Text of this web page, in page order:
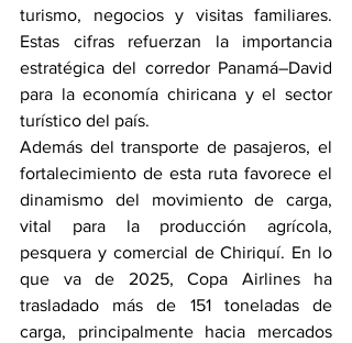
turismo, negocios y visitas familiares.
Estas cifras refuerzan la importancia
estratégica del corredor Panamá–David
para la economía chiricana y el sector
turístico del país.
Además del transporte de pasajeros, el
fortalecimiento de esta ruta favorece el
dinamismo del movimiento de carga,
vital para la producción agrícola,
pesquera y comercial de Chiriquí. En lo
que va de 2025, Copa Airlines ha
trasladado más de 151 toneladas de
carga, principalmente hacia mercados